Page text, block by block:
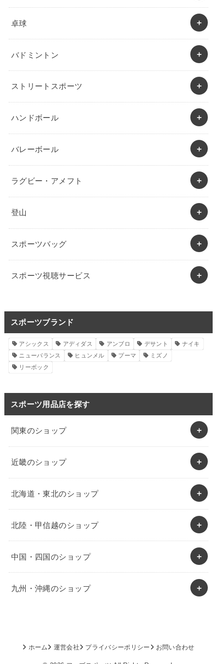
卓球
バドミントン
ストリートスポーツ
ハンドボール
バレーボール
ラグビー・アメフト
登山
スポーツバッグ
スポーツ視聴サービス
スポーツブランド
アシックス アディダス アンブロ デサント
ナイキ
ニューバランス
ヒュンメル プーマ
ミズノ
リーボック
スポーツ用品店を探す
関東のショップ
近畿のショップ
北海道・東北のショップ
北陸・甲信越のショップ
中国・四国のショップ
九州・沖縄のショップ
ホーム 運営会社 プライバシーポリシー お問い合わせ